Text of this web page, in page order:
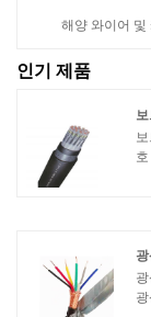
해양 와이어 및
인기 제품